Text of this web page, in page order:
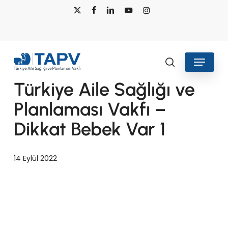
x-
facebooklinkedin youtubeinstagram
search
Menu
Türkiye Aile Sağlığı ve
Planlaması Vakfı –
Dikkat Bebek Var 1
14 Eylül 2022